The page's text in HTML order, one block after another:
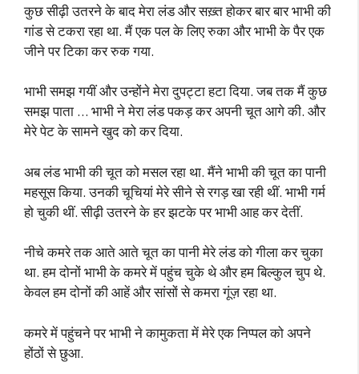
कुछ सीढ़ी उतरने के बाद मेरा लंड और सख़्त होकर बार बार भाभी की
गांड से टकरा रहा था. मैं एक पल के लिए रुका और भाभी के पैर एक
जीने पर टिका कर रुक गया.
भाभी समझ गयीं और उन्होंने मेरा दुपट्टा हटा दिया. जब तक मैं कुछ
समझ पाता … भाभी ने मेरा लंड पकड़ कर अपनी चूत आगे की. और
मेरे पेट के सामने खुद को कर दिया.
अब लंड भाभी की चूत को मसल रहा था. मैंने भाभी की चूत का पानी
महसूस किया. उनकी चूचियां मेरे सीने से रगड़ खा रही थीं. भाभी गर्म
हो चुकी थीं. सीढ़ी उतरने के हर झटके पर भाभी आह कर देतीं.
नीचे कमरे तक आते आते चूत का पानी मेरे लंड को गीला कर चुका
था. हम दोनों भाभी के कमरे में पहुंच चुके थे और हम बिल्कुल चुप थे.
केवल हम दोनों की आहें और सांसों से कमरा गूंज़ रहा था.
कमरे में पहुंचने पर भाभी ने कामुकता में मेरे एक निप्पल को अपने
होंठों से छुआ.